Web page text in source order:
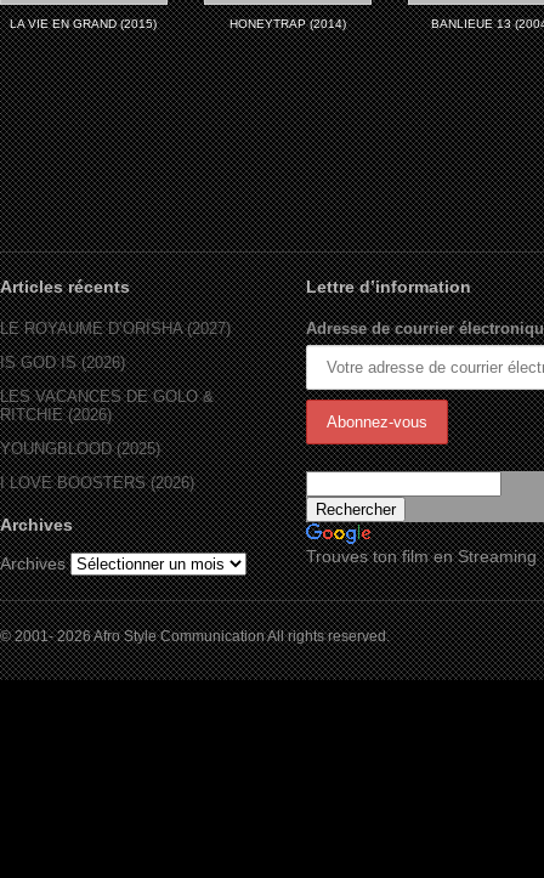
LA VIE EN GRAND (2015) HONEYTRAP (2014) BANLIEUE 13
Articles récents
LE ROYAUME D’ORÏSHA (2027)
IS GOD IS (2026)
LES VACANCES DE GOLO &
RITCHIE (2026)
YOUNGBLOOD (2025)
I LOVE BOOSTERS (2026)
Archives
Archives
Lettre d’information
Adresse de courrier
Trouves ton film en Streaming
© 2001- 2026 Afro Style Communication All rights reserved.